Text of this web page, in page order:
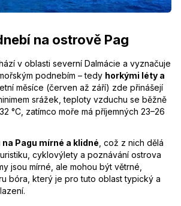
na ostrově Pag
v oblasti severní Dalmácie a vyznačuje
podnebím – tedy horkými léty a
měsíce (červen až září) zde přinášejí
srážek, teploty vzduchu se běžně
°C, zatímco moře má příjemných 23–26
Pagu mírné a klidné , což z nich dělá
cyklovýlety a poznávání ostrova
jsou mírné, ale mohou být větrné,
bóra, který je pro tuto oblast typický a